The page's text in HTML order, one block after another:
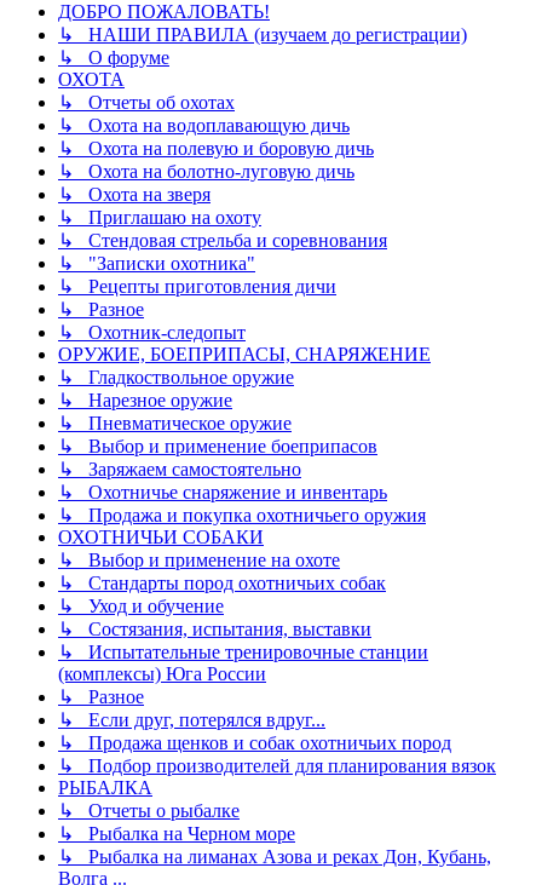
ДОБРО ПОЖАЛОВАТЬ!
↳ НАШИ ПРАВИЛА (изучаем до регистрации)
↳ О форуме
ОХОТА
↳ Отчеты об охотах
↳ Охота на водоплавающую дичь
↳ Охота на полевую и боровую дичь
↳ Охота на болотно-луговую дичь
↳ Охота на зверя
↳ Приглашаю на охоту
↳ Стендовая стрельба и соревнования
↳ "Записки охотника"
↳ Рецепты приготовления дичи
↳ Разное
↳ Охотник-следопыт
ОРУЖИЕ, БОЕПРИПАСЫ, СНАРЯЖЕНИЕ
↳ Гладкоствольное оружие
↳ Нарезное оружие
↳ Пневматическое оружие
↳ Выбор и применение боеприпасов
↳ Заряжаем самостоятельно
↳ Охотничье снаряжение и инвентарь
↳ Продажа и покупка охотничьего оружия
ОХОТНИЧЬИ СОБАКИ
↳ Выбор и применение на охоте
↳ Стандарты пород охотничьих собак
↳ Уход и обучение
↳ Состязания, испытания, выставки
↳ Испытательные тренировочные станции
(комплексы) Юга России
↳ Разное
↳ Если друг, потерялся вдруг...
↳ Продажа щенков и собак охотничьих пород
↳ Подбор производителей для планирования вязок
РЫБАЛКА
↳ Отчеты о рыбалке
↳ Рыбалка на Черном море
↳ Рыбалка на лиманах Азова и реках Дон, Кубань,
Волга ...